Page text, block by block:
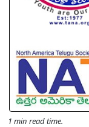
1 min read time.